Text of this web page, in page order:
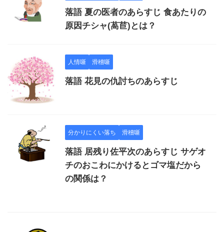
落語 夏の医者のあらすじ 食あたりの
原因チシャ(萵苣)とは？
人情噺 滑稽噺
落語 花見の仇討ちのあらすじ
分かりにくい落ち 滑稽噺
落語 居残り佐平次のあらすじ サゲオ
チのおこわにかけるとゴマ塩だから
の関係は？